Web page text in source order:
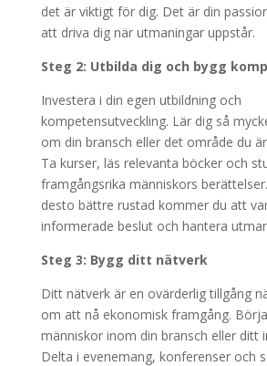
det är viktigt för dig. Det är din
att driva dig när utmaningar uppstår.
Steg 2: Utbilda dig och bygg
Investera i din egen utbildning och
kompetensutveckling. Lär dig så
om din bransch eller det område du
Ta kurser, läs relevanta böcker och
framgångsrika människors
desto bättre rustad kommer du att
informerade beslut och hantera
Steg 3: Bygg ditt nätverk
Ditt nätverk är en ovärderlig tillgång
om att nå ekonomisk framgång.
människor inom din bransch eller ditt
Delta i evenemang, konferenser och